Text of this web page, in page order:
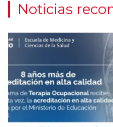
Noticias